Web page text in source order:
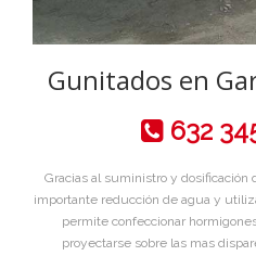
Gunitados en
632
Gracias al suministro y dosificación
importante reducción de agua y
permite confeccionar
proyectarse sobre las mas